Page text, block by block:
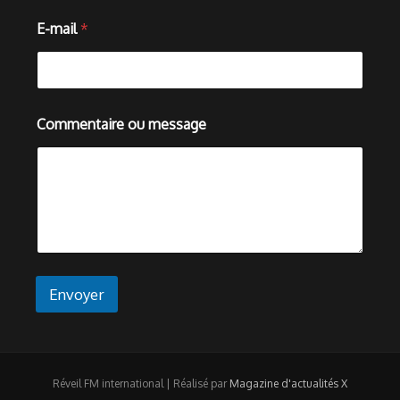
*
o
u
E-mail *
Commentaire ou message
Envoyer
Réveil FM international | Réalisé par Magazine d'actualités X